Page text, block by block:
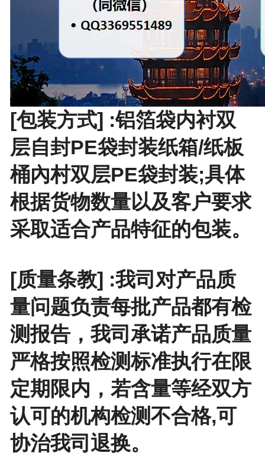
[包装方式] :铝箔袋内衬双
层自封PE袋封装纸箱/纸板
桶內村双层PE袋封装;具体
根据货物数量以及客户要求
采取适合产品特征的包装。
[质量条教] :我司对产品质
量问题负责每批产品都有检
测报告，我司承诺产品质量
严格按照检测标准执行在限
定期限内，若含量等经双方
认可的机构检测不合格,可
协治我司退换。